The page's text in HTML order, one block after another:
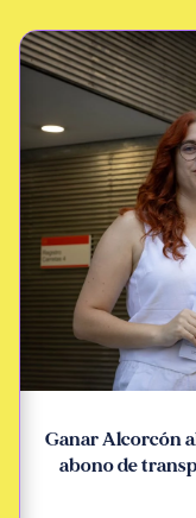
Ganar Alcorcón
abono de